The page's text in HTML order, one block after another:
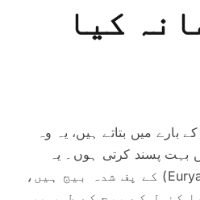
کیا
بارے میں بتاتے ہیں، یہ وہ
پسند کرتی ہوں۔ یہ
کنول کے پھول (Euryale ferox) کے پف شدہ بیج ہیں،